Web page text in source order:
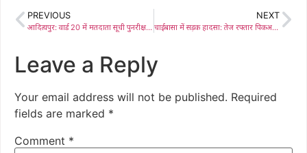
PREVIOUS
आदित्यपुर: वार्ड 20 में मतदाता सूची पुनरीक्षण में बड़ी लापरवाही, भाजपा नेता विशु महतो ने बीएलओ को बर्खास्त करने की मांग की
NEXT
चाईबासा में सड़क हादसा: तेज रफ्तार पिकअप की टक्कर से महिला की मौत, मुआवजे की मांग पर एनएच-75ई जाम
Leave a Reply
Your email address will not be published. Required
fields are marked *
Comment *